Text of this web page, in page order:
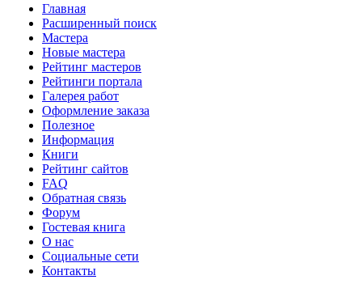
Главная
Расширенный поиск
Мастера
Новые мастера
Рейтинг мастеров
Рейтинги портала
Галерея работ
Оформление заказа
Полезное
Информация
Книги
Рейтинг сайтов
FAQ
Обратная связь
Форум
Гостевая книга
О нас
Социальные сети
Контакты